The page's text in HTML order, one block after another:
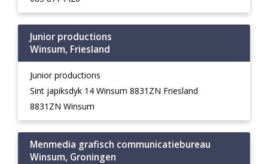
Junior productions
Winsum, Friesland
Junior productions
Sint japiksdyk 14 Winsum 8831ZN Friesland
8831ZN Winsum
Menmedia grafisch communicatiebureau
Winsum, Groningen